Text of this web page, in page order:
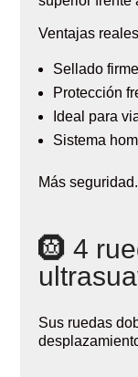
Ventajas
Sellado
Protección
Ideal para
Sistema
Más
🛞 4
Sus ruedas